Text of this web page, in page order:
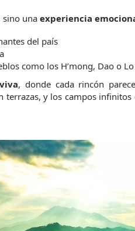
sino una experiencia
del país
como los H’mong, Dao o
, donde cada rincón
terrazas, y los campos